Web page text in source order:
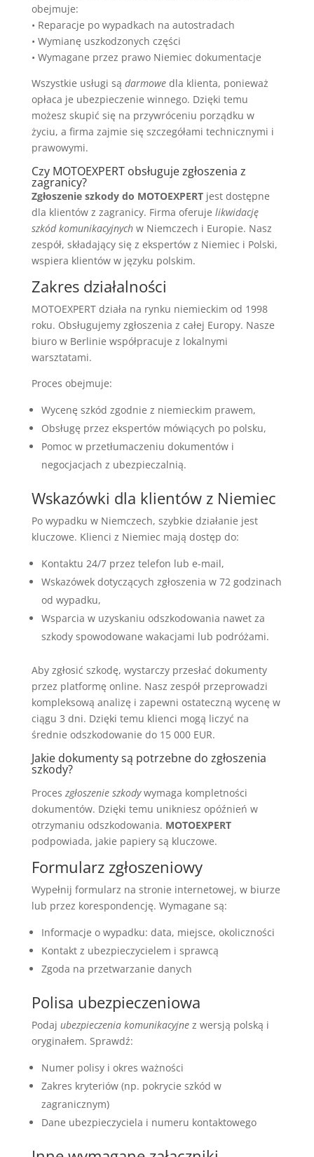
obejmuje:
• Reparacje po wypadkach na autostradach
• Wymianę uszkodzonych części
• Wymagane przez prawo Niemiec dokumentacje
Wszystkie usługi są darmowedla klienta, ponieważ
opłaca je ubezpieczenie winnego. Dzięki temu
możesz skupić się na przywróceniu porządku w
życiu, a firma zajmie się szczegółami technicznymi i
prawowymi.
Czy MOTOEXPERT obsługuje zgłoszenia z
zagranicy?
Zgłoszenie szkody do MOTOEXPERTjest dostępne
dla klientów z zagranicy. Firma oferuje likwidację
szkód komunikacyjnychw Niemczech i Europie. Nasz
zespół, składający się z ekspertów z Niemiec i Polski,
wspiera klientów w języku polskim.
Zakres działalności
MOTOEXPERT działa na rynku niemieckim od 1998
roku. Obsługujemy zgłoszenia z całej Europy. Nasze
biuro w Berlinie współpracuje z lokalnymi
warsztatami.
Proces obejmuje:
Wycenę szkód zgodnie z niemieckim prawem,
Obsługę przez ekspertów mówiących po polsku,
Pomoc w przetłumaczeniu dokumentów i
negocjacjach z ubezpieczalnią.
Wskazówki dla klientów z Niemiec
Po wypadku w Niemczech, szybkie działanie jest
kluczowe. Klienci z Niemiec mają dostęp do:
Kontaktu 24/7 przez telefon lub e-mail,
Wskazówek dotyczących zgłoszenia w 72 godzinach
od wypadku,
Wsparcia w uzyskaniu odszkodowania nawet za
szkody spowodowane wakacjami lub podróżami.
Aby zgłosić szkodę, wystarczy przesłać dokumenty
przez platformę online. Nasz zespół przeprowadzi
kompleksową analizę i zapewni ostateczną wycenę w
ciągu 3 dni. Dzięki temu klienci mogą liczyć na
średnie odszkodowanie do 15 000 EUR.
Jakie dokumenty są potrzebne do zgłoszenia
szkody?
Proces zgłoszenie szkodywymaga kompletności
dokumentów. Dzięki temu unikniesz opóźnień w
otrzymaniu odszkodowania. MOTOEXPERT
podpowiada, jakie papiery są kluczowe.
Formularz zgłoszeniowy
Wypełnij formularz na stronie internetowej, w biurze
lub przez korespondencję. Wymagane są:
Informacje o wypadku: data, miejsce, okoliczności
Kontakt z ubezpieczycielem i sprawcą
Zgoda na przetwarzanie danych
Polisa ubezpieczeniowa
Podaj ubezpieczenia komunikacyjnez wersją polską i
oryginałem. Sprawdź:
Numer polisy i okres ważności
Zakres kryteriów (np. pokrycie szkód w
zagranicznym)
Dane ubezpieczyciela i numeru kontaktowego